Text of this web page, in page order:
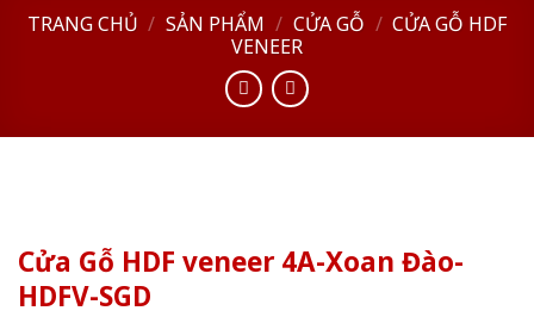
TRANG CHỦ / SẢN PHẨM / CỬA GỖ / CỬA GỖ HDF
VENEER
Cửa Gỗ HDF veneer 4A-Xoan Đào-
HDFV-SGD